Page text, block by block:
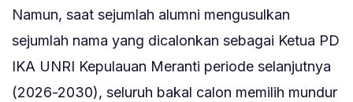
Namun, saat sejumlah alumni mengusulkan
sejumlah nama yang dicalonkan sebagai Ketua PD
IKA UNRI Kepulauan Meranti periode selanjutnya
(2026-2030), seluruh bakal calon memilih mundur